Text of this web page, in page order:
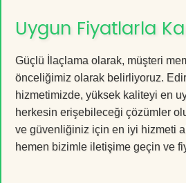
Uygun Fiyatlarla
Güçlü İlaçlama olarak, müşteri
önceliğimiz olarak belirliyoruz.
hizmetimizde, yüksek kaliteyi en
herkesin erişebileceği çözümler
ve güvenliğiniz için en iyi hizmeti
hemen bizimle iletişime geçin ve